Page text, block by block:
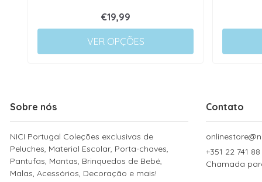
€19,99
VER OPÇÕES
Sobre nós
NICI Portugal Coleções exclusivas de
Peluches, Material Escolar, Porta-chaves,
Pantufas, Mantas, Brinquedos de Bebé,
Malas, Acessórios, Decoração e mais!
Contato
+351 22 741
Chamada